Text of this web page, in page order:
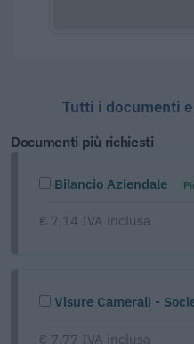
Tutti i documenti
Documenti più richiesti
Bilancio Aziendale
€ 7,14 IVA inclusa
Visure Camerali -
€ 7,77 IVA inclusa